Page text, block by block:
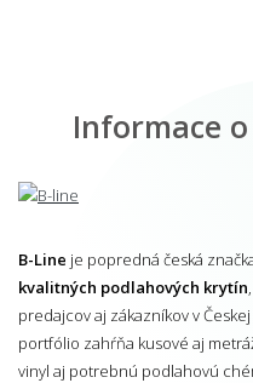
Informace
B-Line je popredná česká
kvalitných podlahových krytín
predajcov aj zákazníkov v
portfólio zahŕňa kusové aj
vinyl aj potrebnú podlahovú